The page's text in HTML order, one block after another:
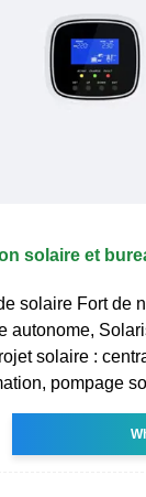
solaire et
solaire Fort de
autonome,
solaire :
pompage